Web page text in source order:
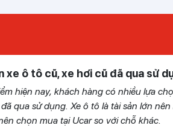
xe ô tô cũ, xe hơi cũ đã qua sử
hiện nay, khách hàng có nhiều lựa
qua sử dụng. Xe ô tô là tài sản lớn
chọn mua tại Ucar so với chỗ khác.